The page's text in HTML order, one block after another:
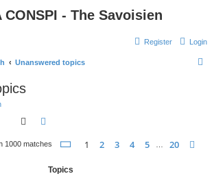
CONSPI - The Savoisien
Login
Register
Unanswered topics
Search
1000 matches Page 1of 20
1 2 3 4 5 20
Topics